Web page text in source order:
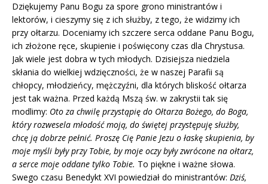
Dziękujemy Panu Bogu za spore grono ministrantów i
lektorów, i cieszymy się z ich służby, z tego, że widzimy ich
przy ołtarzu. Doceniamy ich szczere serca oddane Panu Bogu,
ich złożone ręce, skupienie i poświęcony czas dla Chrystusa.
Jak wiele jest dobra w tych młodych. Dzisiejsza niedziela
skłania do wielkiej wdzięczności, że w naszej Parafii są
chłopcy, młodzieńcy, mężczyźni, dla których bliskość ołtarza
jest tak ważna. Przed każdą Mszą św. w zakrystii tak się
modlimy: Oto za chwilę przystąpię do Ołtarza Bożego, do Boga,
który rozwesela młodość moją, do świętej przystępuję służby,
chcę ją dobrze pełnić. Proszę Cię Panie Jezu o łaskę skupienia, by
moje myśli były przy Tobie, by moje oczy były zwrócone na ołtarz,
a serce moje oddane tylko Tobie. To piękne i ważne słowa.
Swego czasu Benedykt XVI powiedział do ministrantów: Dziś,